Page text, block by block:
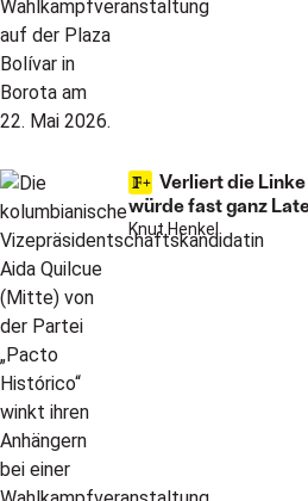
Verliert die
würde fast ganz
Knut Henkel